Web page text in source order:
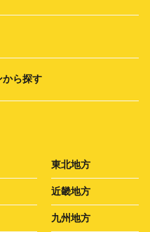
から探す
東北地方
近畿地方
九州地方